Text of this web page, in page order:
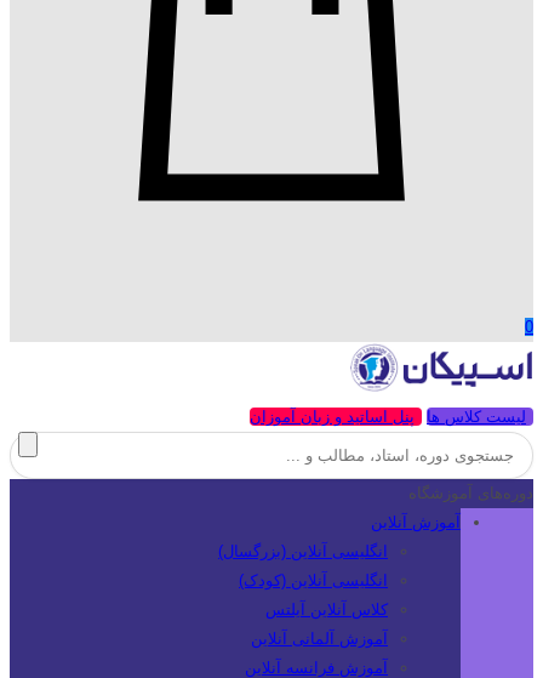
0
لیست کلاس ها پنل اساتید و زبان آموزان
دوره‌های آموزشگاه
آموزش آنلاین
انگلیسی آنلاین (بزرگسال)
انگلیسی آنلاین (کودک)
کلاس آنلاین آیلتس
آموزش آلمانی آنلاین
آموزش فرانسه آنلاین